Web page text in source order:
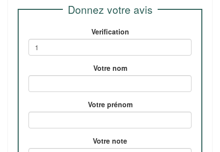
Donnez votre avis
Verification
Votre nom
Votre prénom
Votre note